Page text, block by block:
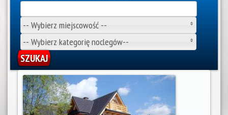
Apartamenty Zakopane
-- Wybierz miejscowość --
-- Wybierz kategorię noclegów--